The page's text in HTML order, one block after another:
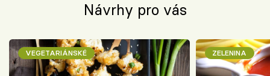
Návrhy pro vás
VEGETARIÁNSKÉ ZELENINA